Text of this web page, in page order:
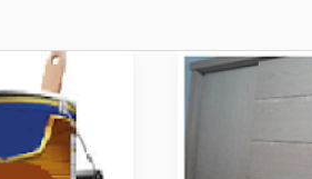
طريقة
دهان
الخشب
زيت